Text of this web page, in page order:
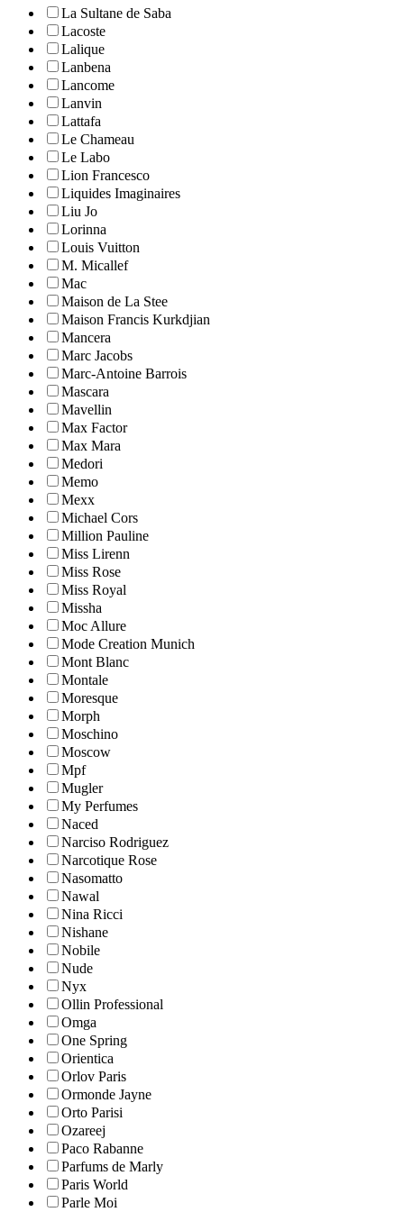
La Sultane de Saba
Lacoste
Lalique
Lanbena
Lancome
Lanvin
Lattafa
Le Chameau
Le Labo
Lion Francesco
Liquides Imaginaires
Liu Jo
Lorinna
Louis Vuitton
M. Micallef
Mac
Maison de La Stee
Maison Francis Kurkdjian
Mancera
Marc Jacobs
Marc-Antoine Barrois
Mascara
Mavellin
Max Factor
Max Mara
Medori
Memo
Mexx
Michael Cors
Million Pauline
Miss Lirenn
Miss Rose
Miss Royal
Missha
Moc Allure
Mode Creation Munich
Mont Blanc
Montale
Moresque
Morph
Moschino
Moscow
Mpf
Mugler
My Perfumes
Naced
Narciso Rodriguez
Narcotique Rose
Nasomatto
Nawal
Nina Ricci
Nishane
Nobile
Nude
Nyx
Ollin Professional
Omga
One Spring
Orientica
Orlov Paris
Ormonde Jayne
Orto Parisi
Ozareej
Paco Rabanne
Parfums de Marly
Paris World
Parle Moi